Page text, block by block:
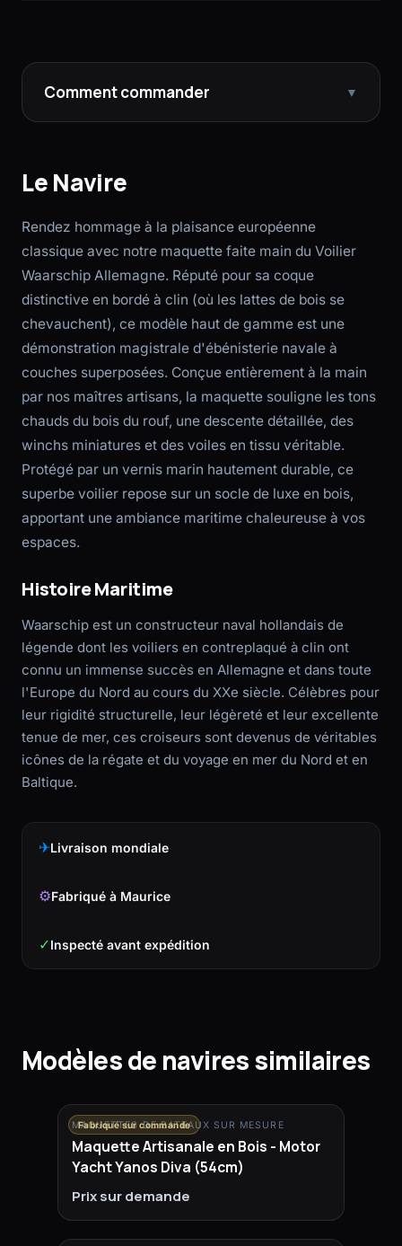
Comment commander ▼
Le Navire
Rendez hommage à la plaisance européenne
classique avec notre maquette faite main du Voilier
Waarschip Allemagne. Réputé pour sa coque
distinctive en bordé à clin (où les lattes de bois se
chevauchent), ce modèle haut de gamme est une
démonstration magistrale d'ébénisterie navale à
couches superposées. Conçue entièrement à la main
par nos maîtres artisans, la maquette souligne les tons
chauds du bois du rouf, une descente détaillée, des
winchs miniatures et des voiles en tissu véritable.
Protégé par un vernis marin hautement durable, ce
superbe voilier repose sur un socle de luxe en bois,
apportant une ambiance maritime chaleureuse à vos
espaces.
Histoire Maritime
Waarschip est un constructeur naval hollandais de
légende dont les voiliers en contreplaqué à clin ont
connu un immense succès en Allemagne et dans toute
l'Europe du Nord au cours du XXe siècle. Célèbres pour
leur rigidité structurelle, leur légèreté et leur excellente
tenue de mer, ces croiseurs sont devenus de véritables
icônes de la régate et du voyage en mer du Nord et en
Baltique.
✈Livraison mondiale
⚙Fabriqué à Maurice
✓Inspecté avant expédition
Modèles de navires similaires
Fabriqué sur commande
MAQUETTES DE BATEAUX SUR MESURE
Maquette Artisanale en Bois - Motor
Yacht Yanos Diva (54cm)
Prix sur demande